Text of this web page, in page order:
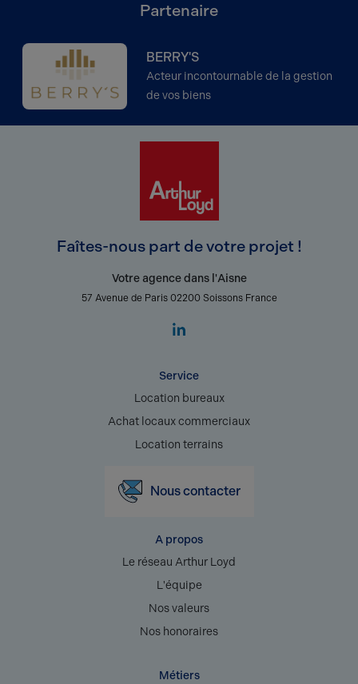
Partenaire
BERRY'S
Acteur incontournable de la gestion
de vos biens
Faîtes-nous part de votre projet !
Votre agence dans l'Aisne
57 Avenue de Paris 02200 Soissons France
Service
Location bureaux
Achat locaux commerciaux
Location terrains
Nous contacter
A propos
Le réseau Arthur Loyd
L'équipe
Nos valeurs
Nos honoraires
Métiers